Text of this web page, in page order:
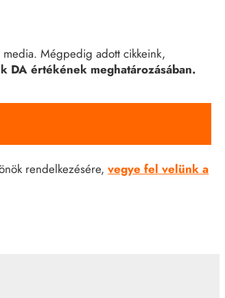
media. Mégpedig adott cikkeink,
DA értékének meghatározásában.
rendelkezésére,vegye fel velünk a